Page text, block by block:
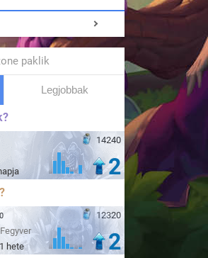
paklik
Legjobbak
14240
2
12320
0
1 hete 2